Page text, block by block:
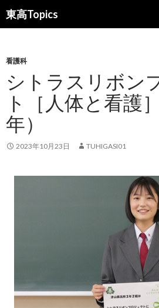
東高Topics
検
索
ン
ツ
へ
ス
キ
ッ
看護科
シトラスリボン
ト［人体と看護
年）
2023年10月23日 TUHIGASI01